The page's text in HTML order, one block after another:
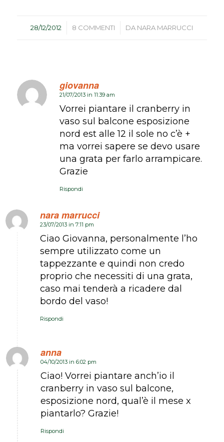
28/12/2012
/ 8 COMMENTI
/ DA NARA MARRUCCI
giovanna
dice:
21/07/2013 in 11:39 am
Vorrei piantare il cranberry in
vaso sul balcone esposizione
nord est alle 12 il sole no c’è +
ma vorrei sapere se devo usare
una grata per farlo arrampicare.
Grazie
Rispondi
nara marrucci
dice:
23/07/2013 in 7:11 pm
Ciao Giovanna, personalmente l’ho
sempre utilizzato come un
tappezzante e quindi non credo
proprio che necessiti di una grata,
caso mai tenderà a ricadere dal
bordo del vaso!
Rispondi
anna
dice:
04/10/2013 in 6:02 pm
Ciao! Vorrei piantare anch’io il
cranberry in vaso sul balcone,
esposizione nord, qual’è il mese x
piantarlo? Grazie!
Rispondi